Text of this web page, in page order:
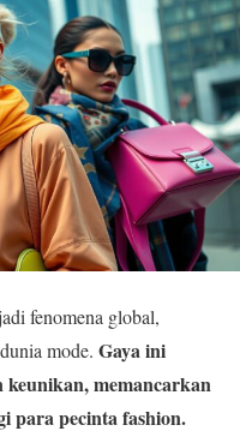
fenomena global,
mode. Gaya ini
keunikan, memancarkan
para pecinta fashion.